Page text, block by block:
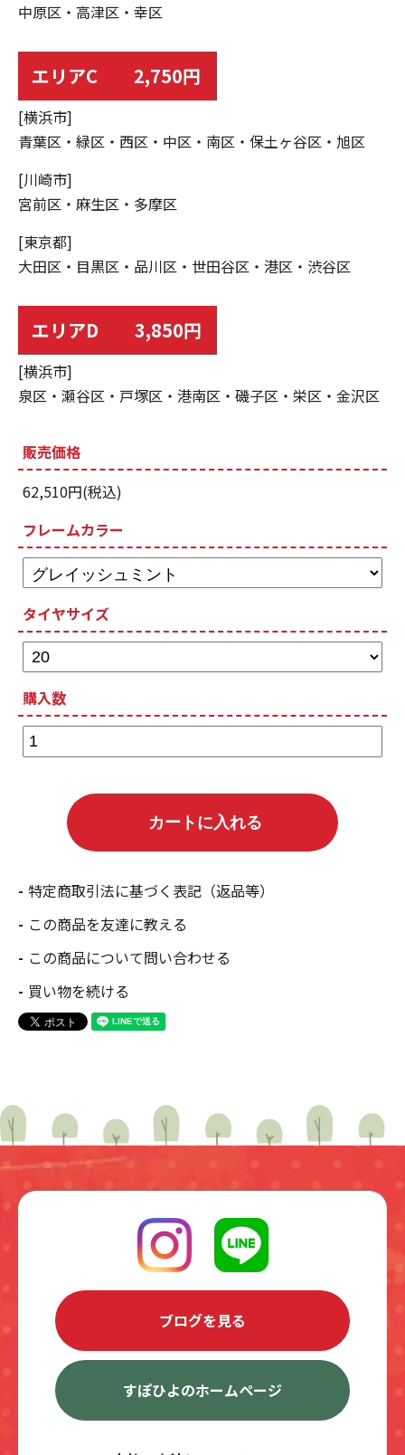
中原区・高津区・幸区
エリアC 2,750円
[横浜市]
青葉区・緑区・西区・中区・南区・保土ヶ谷区・旭区
[川崎市]
宮前区・麻生区・多摩区
[東京都]
大田区・目黒区・品川区・世田谷区・港区・渋谷区
エリアD 3,850円
[横浜市]
泉区・瀬谷区・戸塚区・港南区・磯子区・栄区・金沢区
販売価格
62,510円(税込)
フレームカラー
タイヤサイズ
購入数
特定商取引法に基づく表記（返品等）
この商品を友達に教える
この商品について問い合わせる
買い物を続ける
ブログを見る
すぽひよのホームページ